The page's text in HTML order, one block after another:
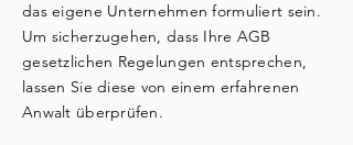
das eigene Unternehmen formuliert sein.
Um sicherzugehen, dass Ihre AGB
gesetzlichen Regelungen entsprechen,
lassen Sie diese von einem erfahrenen
Anwalt überprüfen.